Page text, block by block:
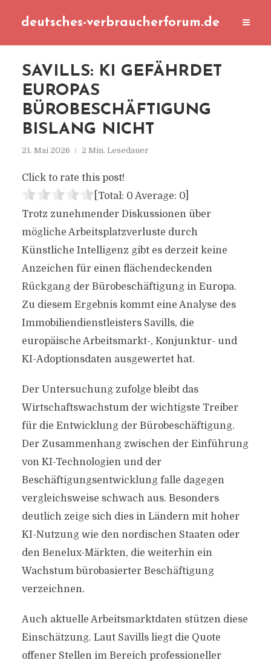
deutsches-verbraucherforum.de
SAVILLS: KI GEFÄHRDET
EUROPAS
BÜROBESCHÄFTIGUNG
BISLANG NICHT
21. Mai 2026 2 Min. Lesedauer
Click to rate this post!
[Total: 0 Average: 0]
Trotz zunehmender Diskussionen über
mögliche Arbeitsplatzverluste durch
Künstliche Intelligenz gibt es derzeit keine
Anzeichen für einen flächendeckenden
Rückgang der Bürobeschäftigung in Europa.
Zu diesem Ergebnis kommt eine Analyse des
Immobiliendienstleisters Savills, die
europäische Arbeitsmarkt-, Konjunktur- und
KI-Adoptionsdaten ausgewertet hat.
Der Untersuchung zufolge bleibt das
Wirtschaftswachstum der wichtigste Treiber
für die Entwicklung der Bürobeschäftigung.
Der Zusammenhang zwischen der Einführung
von KI-Technologien und der
Beschäftigungsentwicklung falle dagegen
vergleichsweise schwach aus. Besonders
deutlich zeige sich dies in Ländern mit hoher
KI-Nutzung wie den nordischen Staaten oder
den Benelux-Märkten, die weiterhin ein
Wachstum bürobasierter Beschäftigung
verzeichnen.
Auch aktuelle Arbeitsmarktdaten stützen diese
Einschätzung. Laut Savills liegt die Quote
offener Stellen im Bereich professioneller